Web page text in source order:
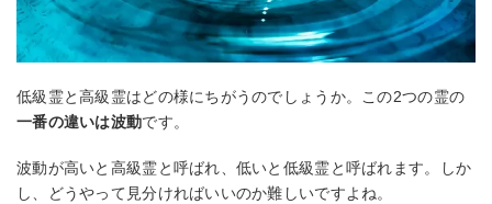
低級霊と高級霊はどの様にちがうのでしょうか。この2つの霊の
一番の違いは波動です。
波動が高いと高級霊と呼ばれ、低いと低級霊と呼ばれます。しか
し、どうやって見分ければいいのか難しいですよね。